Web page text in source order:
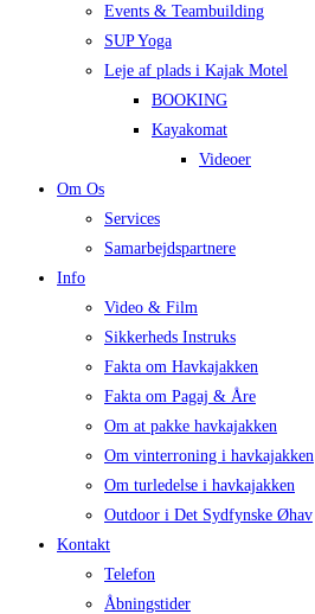
Events & Teambuilding
SUP Yoga
Leje af plads i Kajak Motel
BOOKING
Kayakomat
Videoer
Om Os
Services
Samarbejdspartnere
Info
Video & Film
Sikkerheds Instruks
Fakta om Havkajakken
Fakta om Pagaj & Åre
Om at pakke havkajakken
Om vinterroning i havkajakken
Om turledelse i havkajakken
Outdoor i Det Sydfynske Øhav
Kontakt
Telefon
Åbningstider